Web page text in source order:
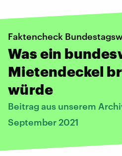
Faktencheck
Was ein
Mietendeckel
würde
Beitrag aus unserem
September 2021